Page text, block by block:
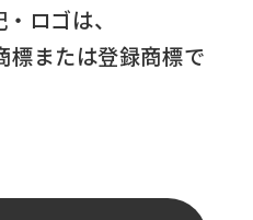
ロゴは、
または登録商標で